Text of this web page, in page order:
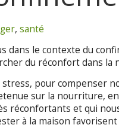
,santé
dans le contexte du
du réconfort dans la
pour compenser
sur la nourriture,
réconfortants et qui
à la maison